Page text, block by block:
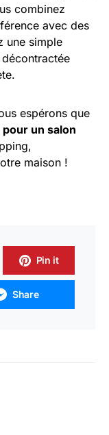
combinez
avec des
une simple
espérons que
un salon
maison !
Pin it
Share